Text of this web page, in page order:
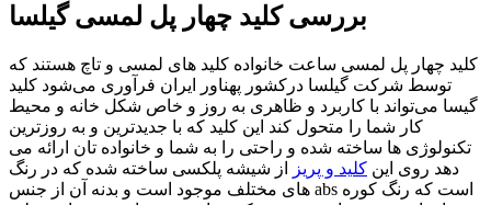
بررسی کلید چهار پل لمسی گیلسا
کلید چهار پل لمسی ساعت خانواده کلید های لمسی و تاچ هستند که
توسط شرکت گیلسا درکشور پهناور ایران فرآوری می‌شود کلید
گیسا می‌تواند با کاربرد و ظاهری به روز و خاص شکل خانه و محیط
کار شما را متحول کند این کلید که با جدیدترین و به روزترین
تکنولوژی ها ساخته شده و راحتی را به شما و خانواده تان ارائه می
دهد روی این کلید و پریز
از شیشه پلکسی ساخته شده که در رنگ
های مختلف موجود است و بدنه آن از جنس abs است که رنگ کوره